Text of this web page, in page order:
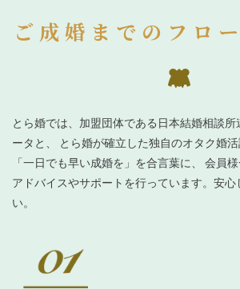
ご成婚までのフロ
とら婚では、加盟団体である日本結婚相談
ータと、 とら婚が確立した独自のオタク婚活
「一日でも早い成婚を」を合言葉に、 会員
アドバイスやサポートを行っています。安心
い。